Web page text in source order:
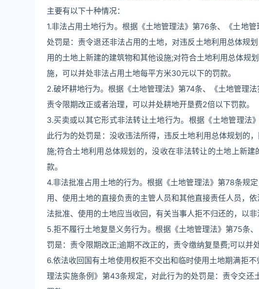
主要有以下十种情况：
1.非法占用土地行为。根据《土地管理法》第76条、《土地
处罚是：责令退还非法占用的土地，对违反土地利用总体规
用的土地上新建的建筑物和其他设施;对符合土地利用总体规
施，可以并处非法占用土地每平方米30元以下的罚款。
2.破坏耕地行为。根据《土地管理法》第74条、《土地管理
责令限期改正或者治理，可以并处耕地开垦费2倍以下罚款。
3.买卖或以其它形式非法转让土地行为。根据《土地管理
此行为的处罚是：没收违法所得，违反土地利用总体规划的
施;符合土地利用总体规划的，没收在非法转让的土地上新
款。
4.非法批准占用土地的行为。根据《土地管理法》第78条规
用、使用土地的直接负责的主管人员和其他直接责任人员，
法批准、使用的土地应当收回，有关当事人拒不归还的，以非
5.拒不履行土地复垦义务行为。根据《土地管理法》第75条
罚是：责令限期改正;逾期不改正的，责令缴纳复垦费;可以并
6.依法收回国有土地使用权拒不交出和临时使用土地期满拒
理法实施条例》第43条规定，对此行为的处罚是：责令交